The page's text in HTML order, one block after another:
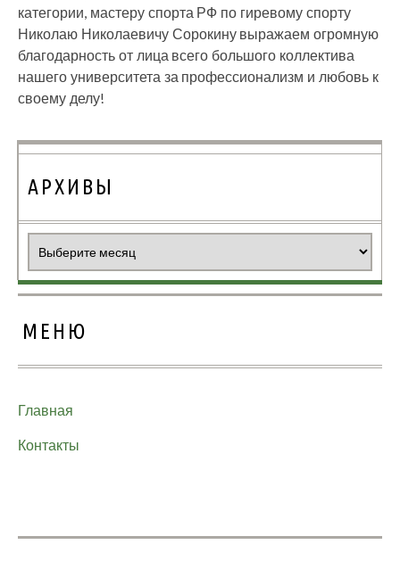
категории, мастеру спорта РФ по гиревому спорту
Николаю Николаевичу Сорокину выражаем огромную
благодарность от лица всего большого коллектива
нашего университета за профессионализм и любовь к
своему делу!
АРХИВЫ
МЕНЮ
Главная
Контакты